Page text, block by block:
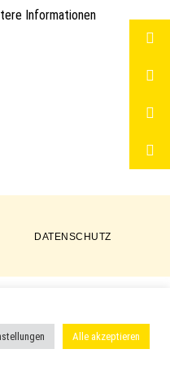
Informationen
DATENSCHUTZ
EINGETRAGENE MARKEN
DER ENTSPRECHENDEN
Alle akzeptieren